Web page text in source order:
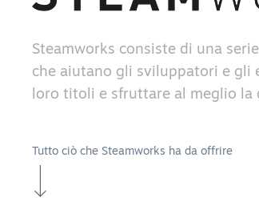
Steamworks consiste di una
che aiutano gli sviluppatori e gli
loro titoli e sfruttare al meglio la
Tutto ciò che Steamworks ha da offrire